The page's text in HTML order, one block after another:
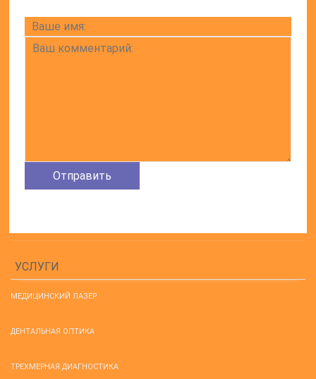
УСЛУГИ
МЕДИЦИНСКИЙ ЛАЗЕР
ДЕНТАЛЬНАЯ ОПТИКА
ТРЕХМЕРНАЯ ДИАГНОСТИКА